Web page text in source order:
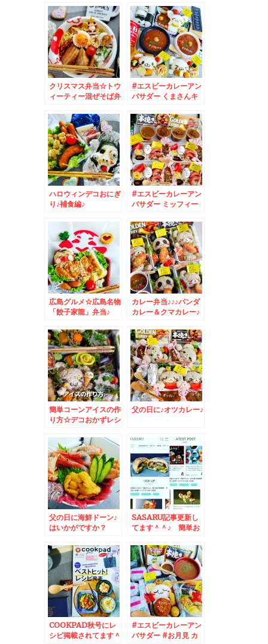
カレー ( ´艸｀)
クリスマス弁当☆トウ
ィーティー混ぜそば弁
先＾＾♪
#エスビーカレーアン
バサダー くまさんキ
レー #お月見カレー
ハロウィンデコおにぎ
り♪補食編♪
#エスビーカレーアン
バサダー ミッフィー
広島グルメ☆広島名物
「餃子家龍」弁当♪
カレー弁当♪♪♪パンダ
カレー＆クマカレー♪
簡単コーンアイスの作
り方☆デコおかずレシ
父の日に♪オツカレー♪
父の日に海鮮ドーン♪
はいかがですか？
SASARU記事更新し
てます＾＾♪ 簡単お
りを握るコツと具材選
び♪
COOKPAD秋号にレ
シピ掲載されてます＾
#エスビーカレーアン
バサダー #お月見 カ